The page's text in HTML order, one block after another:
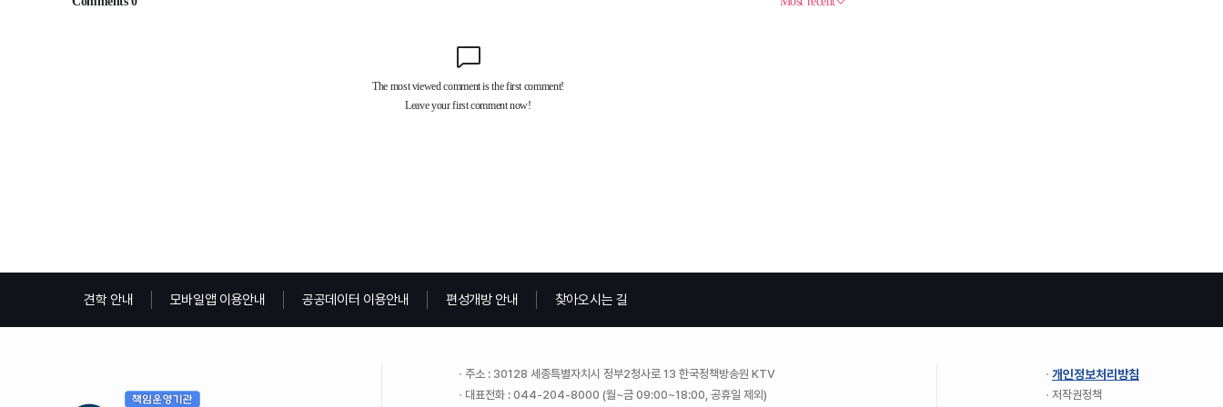
견학 안내 모바일앱 이용안내 공공데이터 이용안내 편성개방 안내 찾아오시는 길
주소 : 30128 세종특별자치시 정부2청사로 13 한국정책방송원 KTV
대표전화 : 044-204-8000 (월~금 09:00~18:00, 공휴일 제외)
개인정보처리방침
저작권정책